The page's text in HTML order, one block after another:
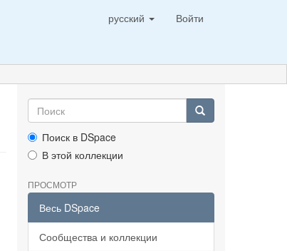
русский Войти
Поиск в DSpace
В этой коллекции
ПРОСМОТР
Весь DSpace
Сообщества и коллекции